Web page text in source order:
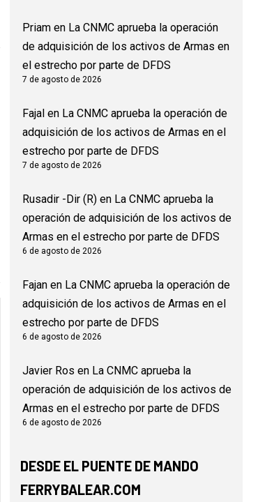
Priamen La CNMC aprueba la operación
de adquisición de los activos de Armas en
el estrecho por parte de DFDS
7 de agosto de 2026
Fajalen La CNMC aprueba la operación de
adquisición de los activos de Armas en el
estrecho por parte de DFDS
7 de agosto de 2026
Rusadir -Dir (R)en La CNMC aprueba la
operación de adquisición de los activos de
Armas en el estrecho por parte de DFDS
6 de agosto de 2026
Fajanen La CNMC aprueba la operación de
adquisición de los activos de Armas en el
estrecho por parte de DFDS
6 de agosto de 2026
Javier Ros en La CNMC aprueba la
operación de adquisición de los activos de
Armas en el estrecho por parte de DFDS
6 de agosto de 2026
DESDE EL PUENTE DE MANDO
FERRYBALEAR.COM